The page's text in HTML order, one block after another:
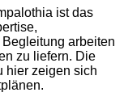
ist das
arbeiten
zu liefern. Die
hier zeigen sich